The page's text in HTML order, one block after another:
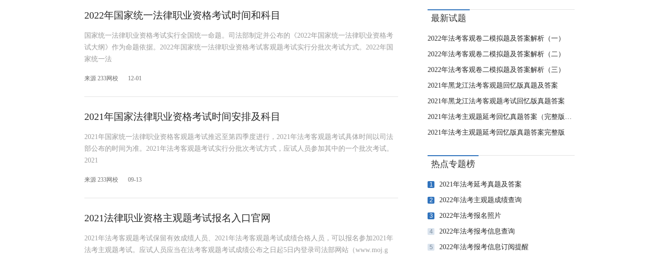
2022年国家统一法律职业资格考试时间和科目
国家统一法律职业资格考试实行全国统一命题。司法部制定并公布的《2022年国家统一法律职业资格考
试大纲》作为命题依据。2022年国家统一法律职业资格考试客观题考试实行分批次考试方式。2022年国
家统一法
来源 233网校 12-01
2021年国家法律职业资格考试时间安排及科目
2021年国家统一法律职业资格客观题考试推迟至第四季度进行，2021年法考客观题考试具体时间以司法
部公布的时间为准。2021年法考客观题考试实行分批次考试方式，应试人员参加其中的一个批次考试。
2021
来源 233网校 09-13
2021法律职业资格主观题考试报名入口官网
2021年法考客观题考试保留有效成绩人员、2021年法考客观题考试成绩合格人员，可以报名参加2021年
法考主观题考试。应试人员应当在法考客观题考试成绩公布之日起5日内登录司法部网站（www.moj.g
最新试题
2022年法考客观卷二模拟题及答案解析（一）
2022年法考客观卷二模拟题及答案解析（二）
2022年法考客观卷二模拟题及答案解析（三）
2021年黑龙江法考客观题回忆版真题及答案
2021年黑龙江法考客观题考试回忆版真题答案
2021年法考主观题延考回忆真题答案（完整版）及分值分布
2021年法考主观题延考回忆版真题答案完整版
热点专题榜
1 2021年法考延考真题及答案
2 2022年法考主观题成绩查询
3 2022年法考报名照片
4 2022年法考报考信息查询
5 2022年法考报考信息订阅提醒